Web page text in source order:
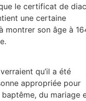
le certificat de
une certaine
montrer son âge à
qu’il a été
appropriée pour
du mariage